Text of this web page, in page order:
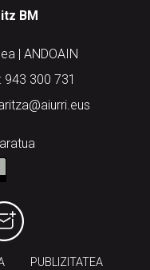
BM
| ANDOAIN
943 300 731
PUBLIZITATEA